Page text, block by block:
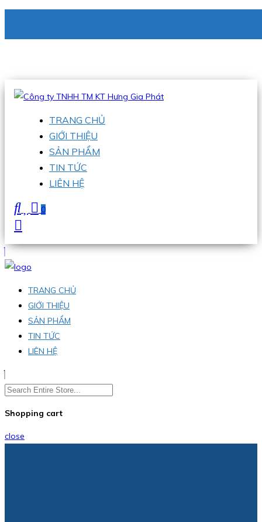
Hotline:0938 336 079
TRANG CHỦ
GIỚI THIỆU
SẢN PHẨM
TIN TỨC
LIÊN HỆ
0
TRANG CHỦ
GIỚI THIỆU
SẢN PHẨM
TIN TỨC
LIÊN HỆ
Shopping cart
close